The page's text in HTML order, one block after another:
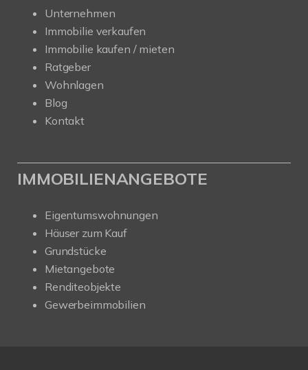
Unternehmen
Immobilie verkaufen
Immobilie kaufen / mieten
Ratgeber
Wohnlagen
Blog
Kontakt
IMMOBILIENANGEBOTE
Eigentumswohnungen
Häuser zum Kauf
Grundstücke
Mietangebote
Renditeobjekte
Gewerbeimmobilien